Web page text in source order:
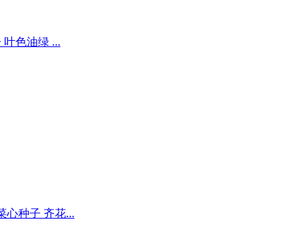
叶色油绿 ...
心种子 齐花...